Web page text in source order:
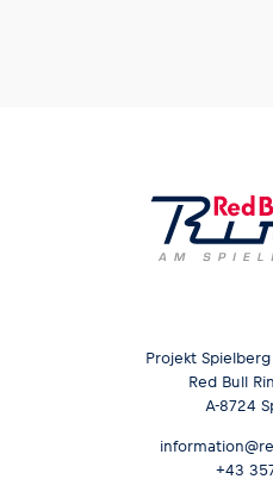
Projekt
Red Bull
A-8724
+43